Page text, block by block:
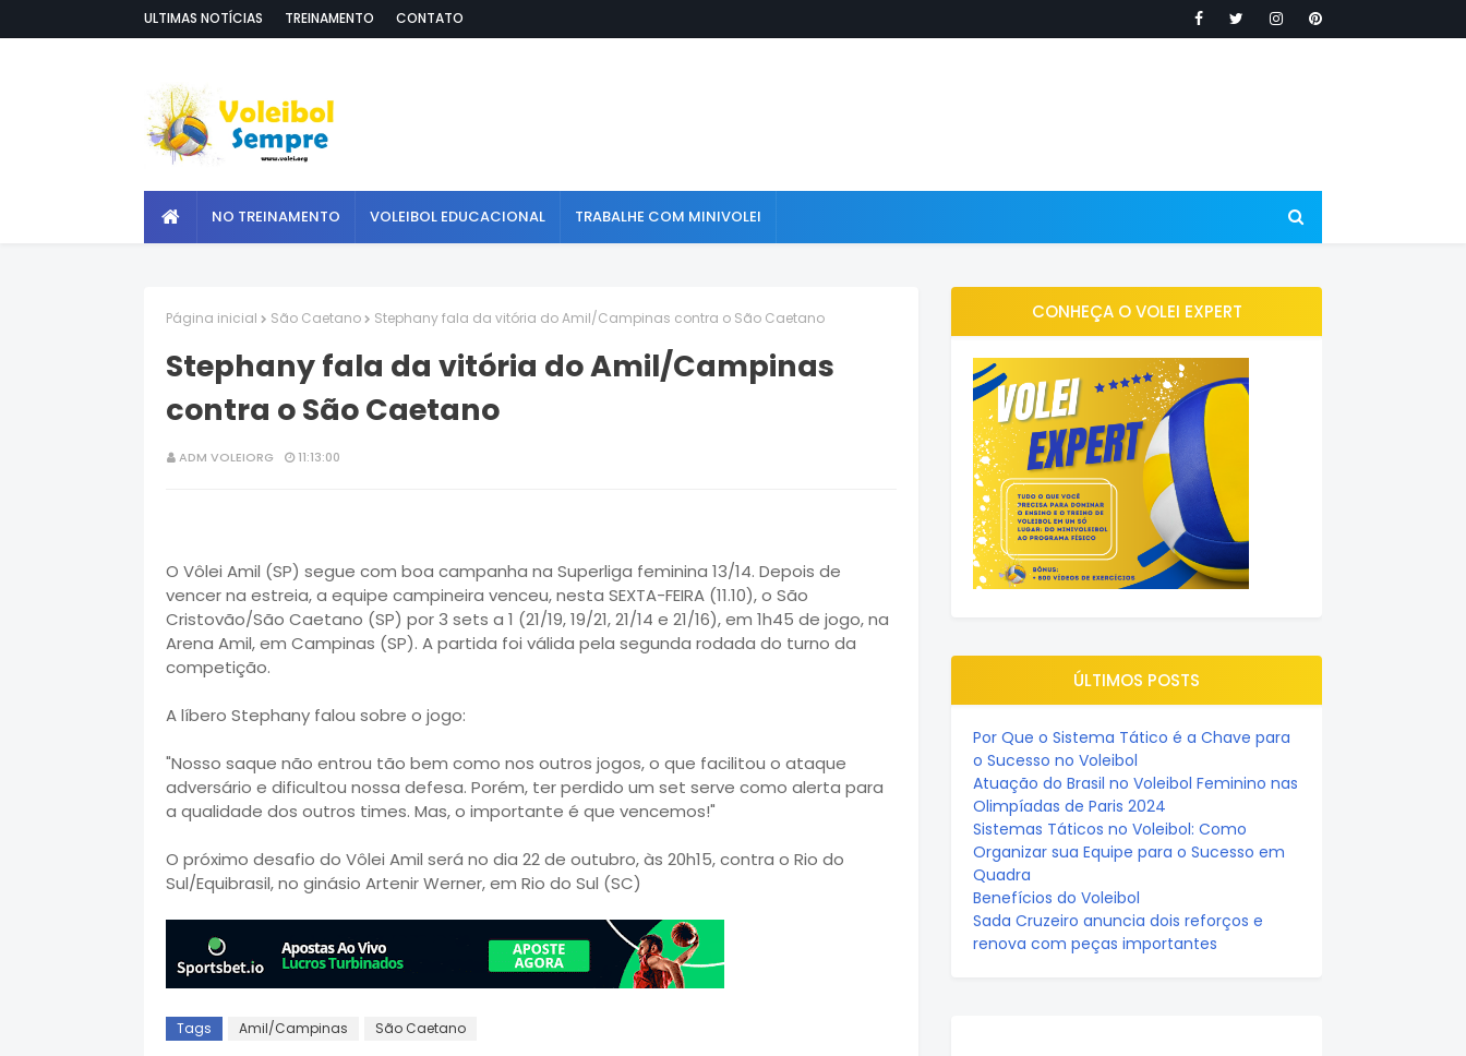
ULTIMAS NOTÍCIAS TREINAMENTO CONTATO
NO TREINAMENTO VOLEIBOL EDUCACIONAL TRABALHE COM MINIVOLEI
Página inicial São Caetano Stephany fala da vitória do Amil/Campinas contra o São Caetano
Stephany fala da vitória do Amil/Campinas
contra o São Caetano
ADM VOLEIORG 11:13:00
O Vôlei Amil (SP) segue com boa campanha na Superliga feminina 13/14. Depois de
vencer na estreia, a equipe campineira venceu, nesta SEXTA-FEIRA (11.10), o São
Cristovão/São Caetano (SP) por 3 sets a 1 (21/19, 19/21, 21/14 e 21/16), em 1h45 de jogo, na
Arena Amil, em Campinas (SP). A partida foi válida pela segunda rodada do turno da
competição.
A líbero Stephany falou sobre o jogo:
"Nosso saque não entrou tão bem como nos outros jogos, o que facilitou o ataque
adversário e dificultou nossa defesa. Porém, ter perdido um set serve como alerta para
a qualidade dos outros times. Mas, o importante é que vencemos!"
O próximo desafio do Vôlei Amil será no dia 22 de outubro, às 20h15, contra o Rio do
Sul/Equibrasil, no ginásio Artenir Werner, em Rio do Sul (SC)
Tags Amil/Campinas São Caetano
CONHEÇA O VOLEI EXPERT
ÚLTIMOS POSTS
Por Que o Sistema Tático é a Chave para
o Sucesso no Voleibol
Atuação do Brasil no Voleibol Feminino nas
Olimpíadas de Paris 2024
Sistemas Táticos no Voleibol: Como
Organizar sua Equipe para o Sucesso em
Quadra
Benefícios do Voleibol
Sada Cruzeiro anuncia dois reforços e
renova com peças importantes